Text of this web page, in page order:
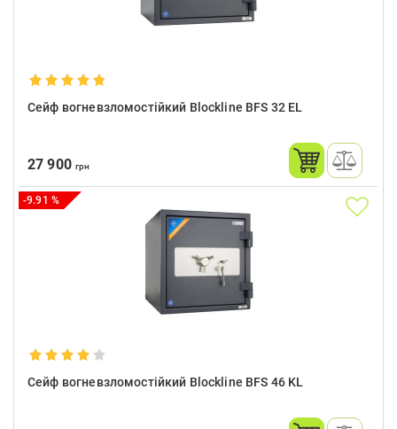
Сейф вогневзломостійкий Blockline BFS 32 EL
27 900грн
-9.91 %
Сейф вогневзломостійкий Blockline BFS 46 KL